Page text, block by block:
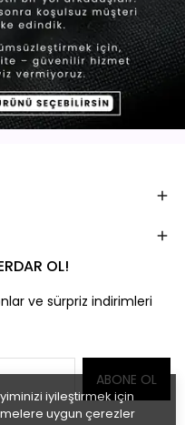
iyileştirmek için
uygun çerezler
OL!
ve sürpriz indirimleri
ABONE OL